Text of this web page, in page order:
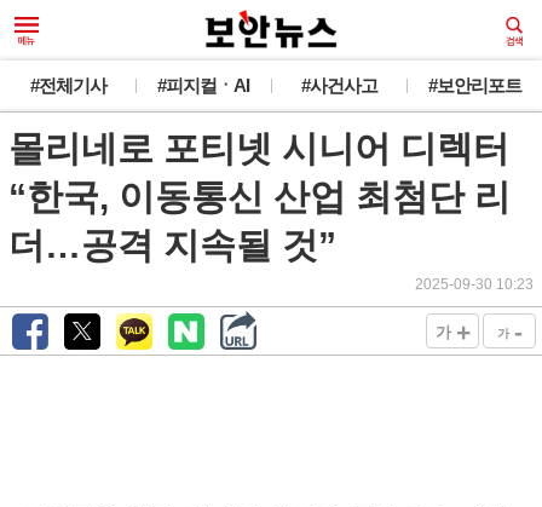
#전체기사 #피지컬ㆍAI #사건사고 #보안리포트
몰리네로 포티넷 시니어 디렉터
“한국, 이동통신 산업 최첨단 리
더…공격 지속될 것”
2025-09-30 10:23
가 + 가 -